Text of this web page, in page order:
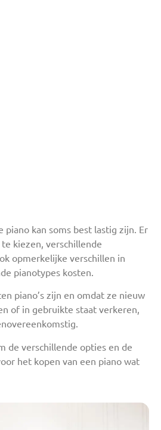
piano kan soms best lastig zijn. Er
kiezen, verschillende
opmerkelijke verschillen in
pianotypes kosten.
piano’s zijn en omdat ze nieuw
of in gebruikte staat verkeren,
de verschillende opties en de
het kopen van een piano wat